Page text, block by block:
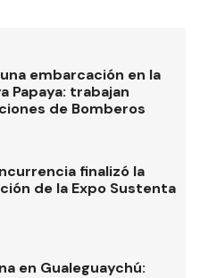
embarcación en la
Papaya: trabajan
de Bomberos
finalizó la
de la Expo Sustenta
en Gualeguaychú: